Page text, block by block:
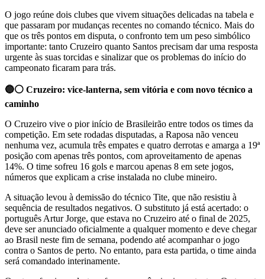
O jogo reúne dois clubes que vivem situações delicadas na tabela e
que passaram por mudanças recentes no comando técnico. Mais do
que os três pontos em disputa, o confronto tem um peso simbólico
importante: tanto Cruzeiro quanto Santos precisam dar uma resposta
urgente às suas torcidas e sinalizar que os problemas do início do
campeonato ficaram para trás.
🔵⚪ Cruzeiro: vice-lanterna, sem vitória e com novo técnico a
caminho
O Cruzeiro vive o pior início de Brasileirão entre todos os times da
competição. Em sete rodadas disputadas, a Raposa não venceu
nenhuma vez, acumula três empates e quatro derrotas e amarga a 19ª
posição com apenas três pontos, com aproveitamento de apenas
14%. O time sofreu 16 gols e marcou apenas 8 em sete jogos,
números que explicam a crise instalada no clube mineiro.
A situação levou à demissão do técnico Tite, que não resistiu à
sequência de resultados negativos. O substituto já está acertado: o
português Artur Jorge, que estava no Cruzeiro até o final de 2025,
deve ser anunciado oficialmente a qualquer momento e deve chegar
ao Brasil neste fim de semana, podendo até acompanhar o jogo
contra o Santos de perto. No entanto, para esta partida, o time ainda
será comandado interinamente.